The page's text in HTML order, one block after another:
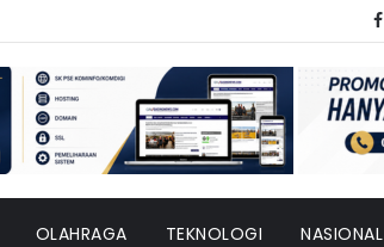
OLAHRAGA TEKNOLOGI NASIONAL